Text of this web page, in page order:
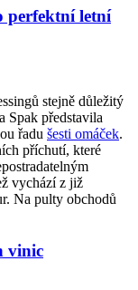
perfektní letní
stejně důležitý
Spak představila
řadu šesti omáček.
příchutí, které
vychází z již
Na pulty obchodů
vinic